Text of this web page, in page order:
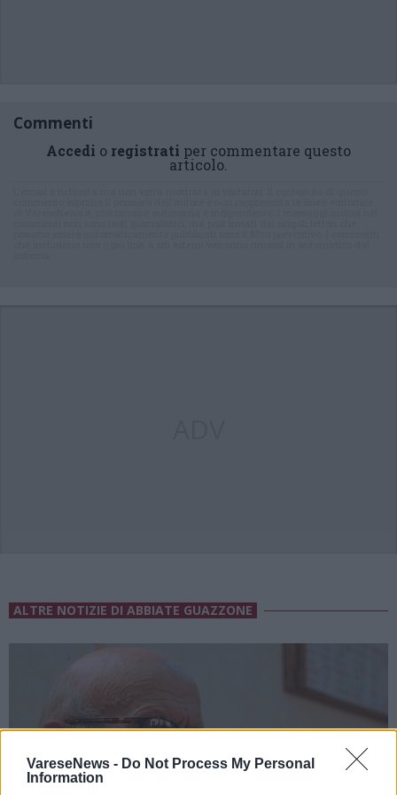
VareseNews - Do Not Process My Personal
Information
Commenti
Accedi o registrati per commentare questo
articolo.
ALTRE NOTIZIE DI ABBIATE GUAZZONE